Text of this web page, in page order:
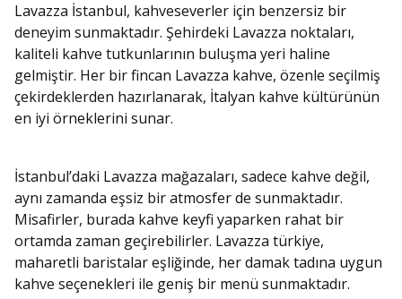
Lavazza İstanbul, kahveseverler için benzersiz bir
deneyim sunmaktadır. Şehirdeki Lavazza noktaları,
kaliteli kahve tutkunlarının buluşma yeri haline
gelmiştir. Her bir fincan Lavazza kahve, özenle seçilmiş
çekirdeklerden hazırlanarak, İtalyan kahve kültürünün
en iyi örneklerini sunar.
İstanbul’daki Lavazza mağazaları, sadece kahve değil,
aynı zamanda eşsiz bir atmosfer de sunmaktadır.
Misafirler, burada kahve keyfi yaparken rahat bir
ortamda zaman geçirebilirler. Lavazza türkiye,
maharetli baristalar eşliğinde, her damak tadına uygun
kahve seçenekleri ile geniş bir menü sunmaktadır.